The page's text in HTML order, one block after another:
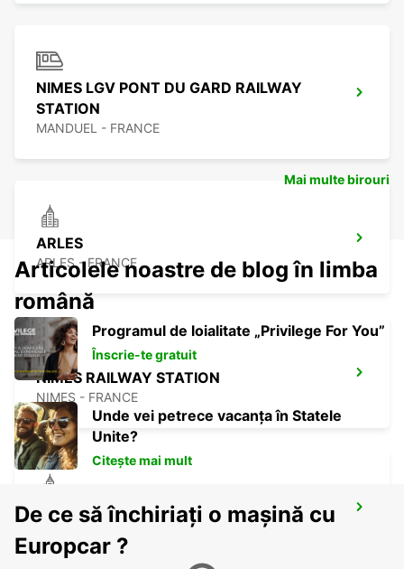
NIMES LGV PONT DU GARD RAILWAY
STATION
MANDUEL - FRANCE
ARLES
ARLES - FRANCE
NIMES RAILWAY STATION
NIMES - FRANCE
SALON-DE-PROVENCE
SALON DE PROVENCE - FRANCE
Mai multe birouri
Articolele noastre de blog în limba
română
Programul de loialitate „Privilege For You”
Înscrie-te gratuit
Unde vei petrece vacanța în Statele
Unite?
Citește mai mult
De ce să închiriați o mașină cu
Europcar ?